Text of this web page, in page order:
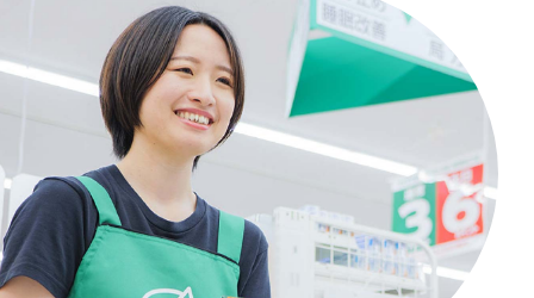
#体力に自信がある
#チームワークを大切にする
#介護の知識や技術を身に付けたい
#自分の知識を生かしたい
#幅広い経験を積みたい